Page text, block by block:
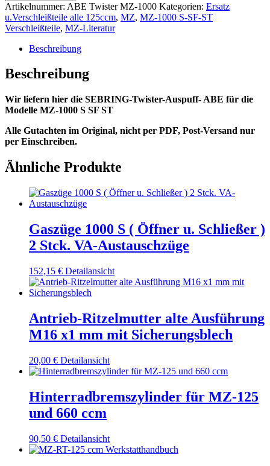
Artikelnummer: ABE Twister MZ-1000 Kategorien: Ersatz
u.Verschleißteile alle 125ccm, MZ, MZ-1000 S-SF-ST
Verschleißteile, MZ-Literatur
Beschreibung
Beschreibung
Wir liefern hier die SEBRING-Twister-Auspuff- ABE für die
Modelle MZ-1000 S SF ST
Alle Gutachten im Original, nicht per PDF, Post-Versand nur
per Einschreiben.
Ähnliche Produkte
Gaszüge 1000 S ( Öffner u. Schließer )
2 Stck. VA-Austauschzüge
152,15 € Detailansicht
Antrieb-Ritzelmutter alte Ausführung
M16 x1 mm mit Sicherungsblech
20,00 € Detailansicht
Hinterradbremszylinder für MZ-125
und 660 ccm
90,50 € Detailansicht